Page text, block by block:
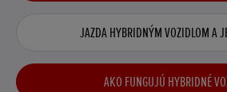
JAZDA HYBRIDNÝM VOZIDLOM A
AKO FUNGUJÚ HYBRIDNÉ